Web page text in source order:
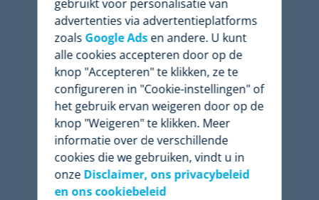
maken gebruik van
Minderest
gebruikt voor personalisatie van
advertenties via advertentieplatforms
zoals Google Adsen andere. U kunt
alle cookies accepteren door op de
knop "Accepteren" te klikken, ze te
configureren in "Cookie-instellingen" of
het gebruik ervan weigeren door op de
knop "Weigeren" te klikken. Meer
informatie over de verschillende
cookies die we gebruiken, vindt u in
onze Disclaimer, ons privacybeleid
en ons cookiebeleid